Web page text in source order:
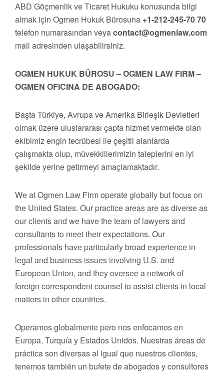
ABD Göçmenlik ve Ticaret Hukuku konusunda bilgi
almak için Ogmen Hukuk Bürosuna +1-212-245-70 70
telefon numarasından veyacontact@ogmenlaw.com
mail adresinden ulaşabilirsiniz.
OGMEN HUKUK BÜROSU – OGMEN LAW FIRM –
OGMEN OFICINA DE ABOGADO:
Başta Türkiye, Avrupa ve Amerika Birleşik Devletleri
olmak üzere uluslararası çapta hizmet vermekte olan
ekibimiz engin tecrübesi ile çeşitli alanlarda
çalışmakta olup, müvekkillerimizin taleplerini en iyi
şekilde yerine getirmeyi amaçlamaktadır.
We at Ogmen Law Firm operate globally but focus on
the United States. Our practice areas are as diverse as
our clients and we have the team of lawyers and
consultants to meet their expectations. Our
professionals have particularly broad experience in
legal and business issues involving U.S. and
European Union, and they oversee a network of
foreign correspondent counsel to assist clients in local
matters in other countries.
Operamos globalmente pero nos enfocamos en
Europa, Turquía y Estados Unidos. Nuestras áreas de
práctica son diversas al igual que nuestros clientes,
tenemos también un bufete de abogados y consultores